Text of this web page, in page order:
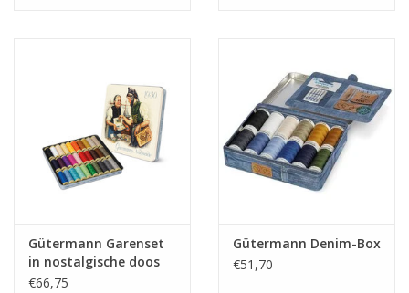
Loyalty
Gütermann Garenset
in nostalgische doos
30 bobijnen
€66,75
Gütermann Denim-Box
€51,70